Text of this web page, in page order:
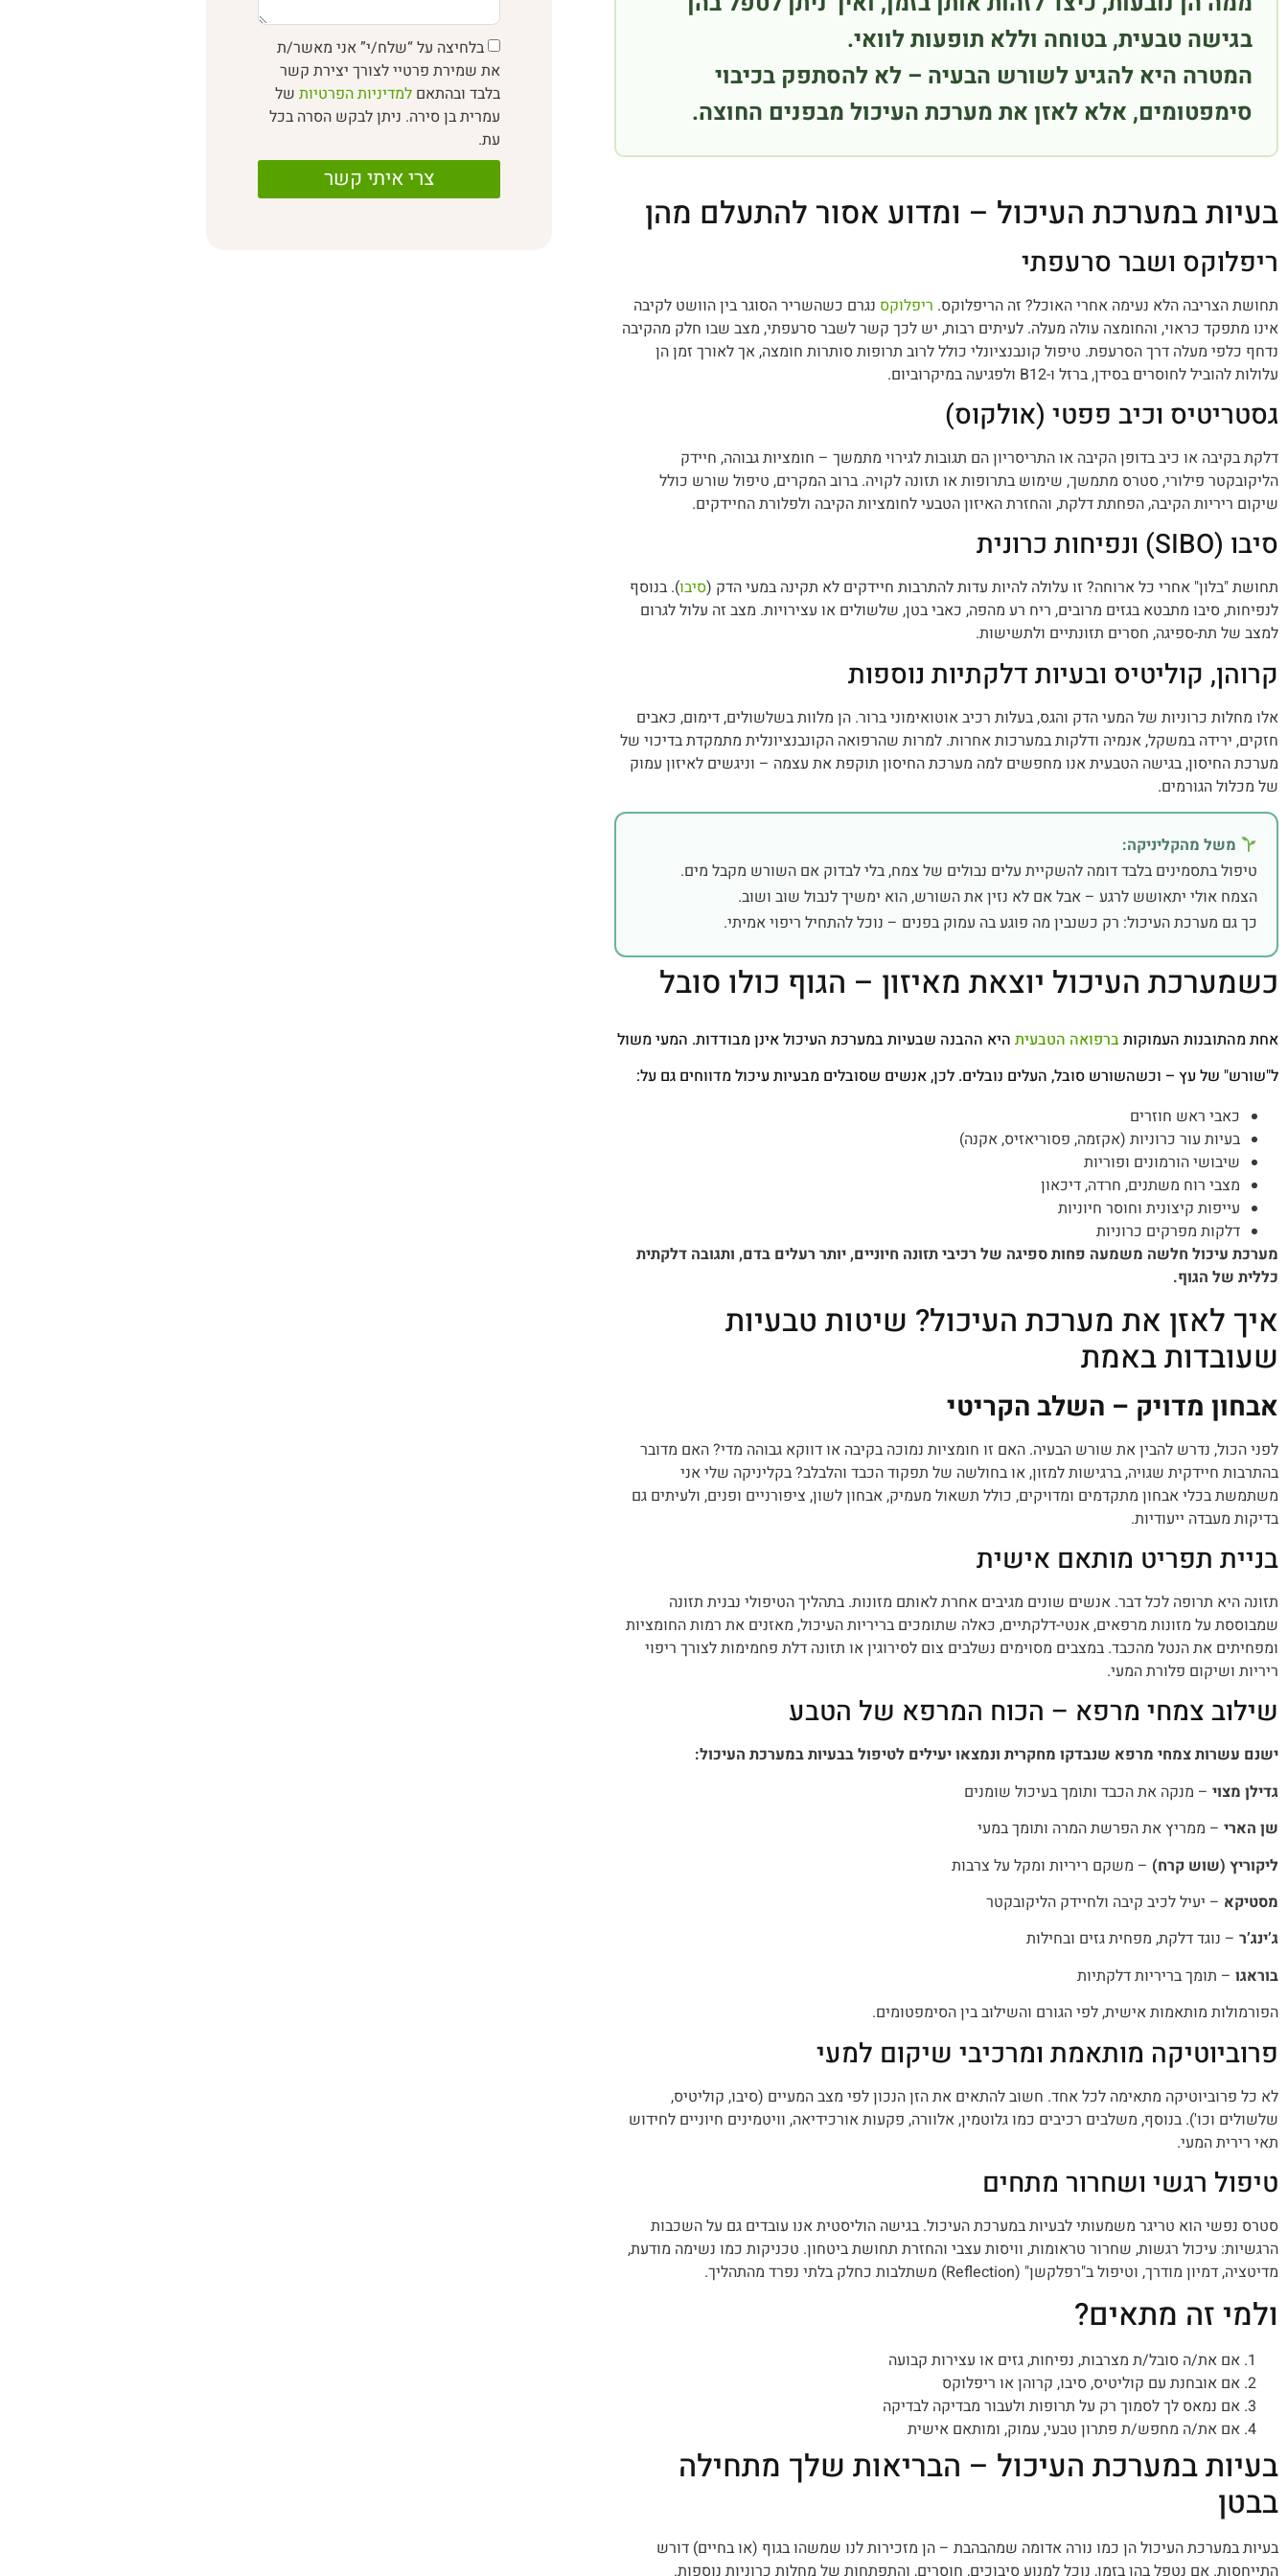
בגישה טבעית, בטוחה וללא תופעות לוואי.
המטרה היא להגיע לשורש הבעיה – לא להסתפק בכיבוי
סימפטומים, אלא לאזן את מערכת העיכול מבפנים החוצה.
בעיות במערכת העיכול – ומדוע אסור להתעלם מהן
ריפלוקס ושבר סרעפתי
תחושת הצריבה הלא נעימה אחרי האוכל? זה הריפלוקס. ריפלוקס נגרם כשהשריר הסוגר בין הוושט לקיבה
אינו מתפקד כראוי, והחומצה עולה מעלה. לעיתים רבות, יש לכך קשר לשבר סרעפתי, מצב שבו חלק מהקיבה
נדחף כלפי מעלה דרך הסרעפת. טיפול קונבנציונלי כולל לרוב תרופות סותרות חומצה, אך לאורך זמן הן
עלולות להוביל לחוסרים בסידן, ברזל ו-B12 ולפגיעה במיקרוביום.
גסטריטיס וכיב פפטי (אולקוס)
דלקת בקיבה או כיב בדופן הקיבה או התריסריון הם תגובות לגירוי מתמשך – חומציות גבוהה, חיידק
הליקובקטר פילורי, סטרס מתמשך, שימוש בתרופות או תזונה לקויה. ברוב המקרים, טיפול שורש כולל
שיקום ריריות הקיבה, הפחתת דלקת, והחזרת האיזון הטבעי לחומציות הקיבה ולפלורת החיידקים.
סיבו (SIBO) ונפיחות כרונית
תחושת "בלון" אחרי כל ארוחה? זו עלולה להיות עדות להתרבות חיידקים לא תקינה במעי הדק (סיבו). בנוסף
לנפיחות, סיבו מתבטא בגזים מרובים, ריח רע מהפה, כאבי בטן, שלשולים או עצירויות. מצב זה עלול לגרום
למצב של תת-ספיגה, חסרים תזונתיים ולתשישות.
קרוהן, קוליטיס ובעיות דלקתיות נוספות
אלו מחלות כרוניות של המעי הדק והגס, בעלות רכיב אוטואימוני ברור. הן מלוות בשלשולים, דימום, כאבים
חזקים, ירידה במשקל, אנמיה ודלקות במערכות אחרות. למרות שהרפואה הקונבנציונלית מתמקדת בדיכוי של
מערכת החיסון, בגישה הטבעית אנו מחפשים למה מערכת החיסון תוקפת את עצמה – וניגשים לאיזון עמוק
של מכלול הגורמים.
משל מהקליניקה:
טיפול בתסמינים בלבד דומה להשקיית עלים נבולים של צמח, בלי לבדוק אם השורש מקבל מים.
הצמח אולי יתאושש לרגע – אבל אם לא נזין את השורש, הוא ימשיך לנבול שוב ושוב.
כך גם מערכת העיכול: רק כשנבין מה פוגע בה עמוק בפנים – נוכל להתחיל ריפוי אמיתי.
כשמערכת העיכול יוצאת מאיזון – הגוף כולו סובל
אחת מהתובנות העמוקותברפואה הטבעית היא ההבנה שבעיות במערכת העיכול אינן מבודדות. המעי משול
ל"שורש" של עץ – וכשהשורש סובל, העלים נובלים. לכן, אנשים שסובלים מבעיות עיכול מדווחים גם על:
כאבי ראש חוזרים
בעיות עור כרוניות (אקזמה, פסוריאזיס, אקנה)
שיבושי הורמונים ופוריות
מצבי רוח משתנים, חרדה, דיכאון
עייפות קיצונית וחוסר חיוניות
דלקות מפרקים כרוניות
מערכת עיכול חלשה משמעה פחות ספיגה של רכיבי תזונה חיוניים, יותר רעלים בדם, ותגובה דלקתית
כללית של הגוף.
איך לאזן את מערכת העיכול? שיטות טבעיות
שעובדות באמת
אבחון מדויק – השלב הקריטי
לפני הכול, נדרש להבין את שורש הבעיה. האם זו חומציות נמוכה בקיבה או דווקא גבוהה מדי? האם מדובר
בהתרבות חיידקית שגויה, ברגישות למזון, או בחולשה של תפקוד הכבד והלבלב? בקליניקה שלי אני
משתמשת בכלי אבחון מתקדמים ומדויקים, כולל תשאול מעמיק, אבחון לשון, ציפורניים ופנים, ולעיתים גם
בדיקות מעבדה ייעודיות.
בניית תפריט מותאם אישית
תזונה היא תרופה לכל דבר. אנשים שונים מגיבים אחרת לאותם מזונות. בתהליך הטיפולי נבנית תזונה
שמבוססת על מזונות מרפאים, אנטי-דלקתיים, כאלה שתומכים בריריות העיכול, מאזנים את רמות החומציות
ומפחיתים את הנטל מהכבד. במצבים מסוימים נשלבים צום לסירוגין או תזונה דלת פחמימות לצורך ריפוי
ריריות ושיקום פלורת המעי.
שילוב צמחי מרפא – הכוח המרפא של הטבע
ישנם עשרות צמחי מרפא שנבדקו מחקרית ונמצאו יעילים לטיפול בבעיות במערכת העיכול:
גדילן מצוי – מנקה את הכבד ותומך בעיכול שומנים
שן הארי – ממריץ את הפרשת המרה ותומך במעי
ליקוריץ (שוש קרח) – משקם ריריות ומקל על צרבות
מסטיקא – יעיל לכיב קיבה ולחיידק הליקובקטר
ג’ינג’ר – נוגד דלקת, מפחית גזים ובחילות
בוראגו – תומך בריריות דלקתיות
הפורמולות מותאמות אישית, לפי הגורם והשילוב בין הסימפטומים.
פרוביוטיקה מותאמת ומרכיבי שיקום למעי
לא כל פרוביוטיקה מתאימה לכל אחד. חשוב להתאים את הזן הנכון לפי מצב המעיים (סיבו, קוליטיס,
שלשולים וכו'). בנוסף, משלבים רכיבים כמו גלוטמין, אלוורה, פקעות אורכידיאה, וויטמינים חיוניים לחידוש
תאי רירית המעי.
טיפול רגשי ושחרור מתחים
סטרס נפשי הוא טריגר משמעותי לבעיות במערכת העיכול. בגישה הוליסטית אנו עובדים גם על השכבות
הרגשיות: עיכול רגשות, שחרור טראומות, וויסות עצבי והחזרת תחושת ביטחון. טכניקות כמו נשימה מודעת,
מדיטציה, דמיון מודרך, וטיפול ב"רפלקשן" (Reflection) משתלבות כחלק בלתי נפרד מהתהליך.
ולמי זה מתאים?
אם את/ה סובל/ת מצרבות, נפיחות, גזים או עצירות קבועה
אם אובחנת עם קוליטיס, סיבו, קרוהן או ריפלוקס
אם נמאס לך לסמוך רק על תרופות ולעבור מבדיקה לבדיקה
אם את/ה מחפש/ת פתרון טבעי, עמוק, ומותאם אישית
בעיות במערכת העיכול – הבריאות שלך מתחילה
בבטן
בעיות במערכת העיכול הן כמו נורה אדומה שמהבהבת – הן מזכירות לנו שמשהו בגוף (או בחיים) דורש
בלחיצה על “שלח/י” אני מאשר/ת
את שמירת פרטיי לצורך יצירת קשר
בלבד ובהתאםלמדיניות הפרטיות של
עמרית בן סירה. ניתן לבקש הסרה בכל
עת.
צרי איתי קשר